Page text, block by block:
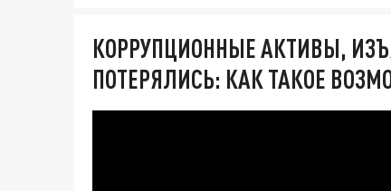
КОРРУПЦИОННЫЕ АКТИВЫ,
ПОТЕРЯЛИСЬ: КАК ТАКОЕ